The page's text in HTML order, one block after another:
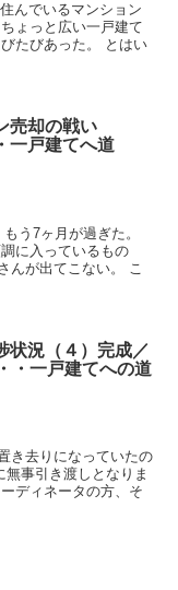
んでいるマンション
ょっと広い一戸建て
たびあった。 とはい
売却の戦い
一戸建てへ道
う7ヶ月が過ぎた。
に入っているもの
んが出てこない。 こ
状況（４）完成／
・一戸建てへの道
き去りになっていたの
事引き渡しとなりま
ディネータの方、そ